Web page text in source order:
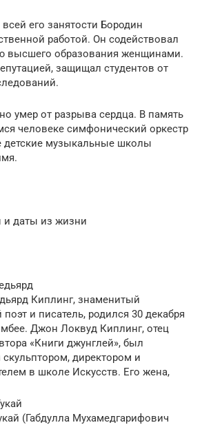
его занятости Бородин
работой. Он содействовал
высшего образования женщинами.
защищал студентов от
умер от разрыва сердца. В память
человеке симфонический оркестр
детские музыкальные школы
и даты из жизни
Киплинг, знаменитый
поэт и писатель, родился 30 декабря
Джон Локвуд Киплинг, отец
«Книги джунглей», был
директором и
в школе Искусств. Его жена,
(Габдулла Мухамедгарифович